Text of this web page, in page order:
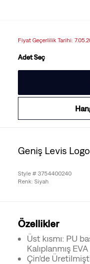
Fiyat Geçerlilik Tarihi:
Adet Seç
Geniş Levis
Style # 3754400240
Renk: Siyah
Özellikler
Üst kısmı: PU
Kalıplanmış EVA
Çin'de